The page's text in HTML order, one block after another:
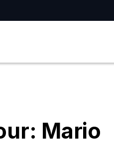
Mario